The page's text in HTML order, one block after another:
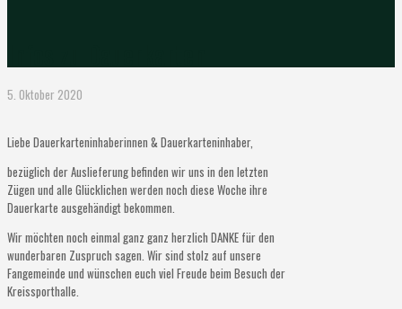
5. Oktober 2020
Liebe Dauerkarteninhaberinnen & Dauerkarteninhaber,
bezüglich der Auslieferung befinden wir uns in den letzten
Zügen und alle Glücklichen werden noch diese Woche ihre
Dauerkarte ausgehändigt bekommen.
Wir möchten noch einmal ganz ganz herzlich DANKE für den
wunderbaren Zuspruch sagen. Wir sind stolz auf unsere
Fangemeinde und wünschen euch viel Freude beim Besuch der
Kreissporthalle.